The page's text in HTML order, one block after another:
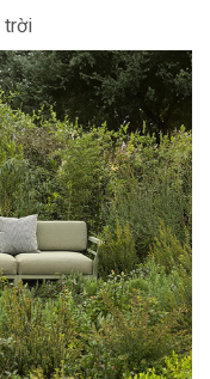
trời